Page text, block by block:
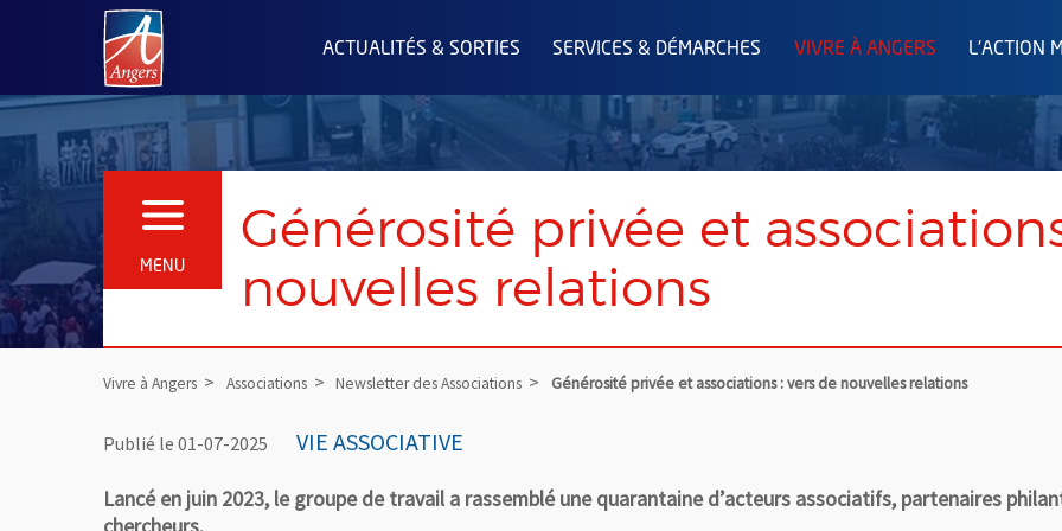
Angers.fr : Retour à l'accueil
ACTUALITÉS & SORTIES SERVICES & DÉMARCHES VIVRE À ANGERS L'ACTION
MENU
OUVRIR LE MENU
Générosité privée et
nouvelles relations
Vivre à Angers Associations Newsletter des Associations Générosité privée et associations : vers de nouvelles relations
Publié le 01-07-2025 VIE ASSOCIATIVE
Lancé en juin 2023, le groupe de travail a rassemblé une quarantaine d’acteurs associatifs, partenaires